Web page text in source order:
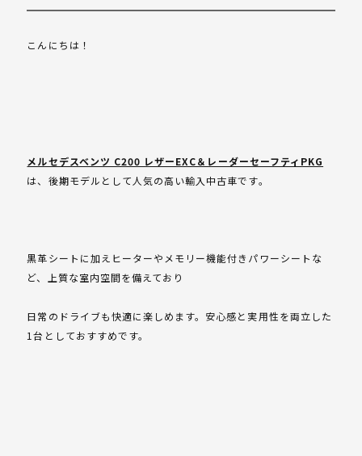
こんにちは！
メルセデスベンツ C200 レザーEXC＆レーダーセーフティPKG
は、後期モデルとして人気の高い輸入中古車です。
黒革シートに加えヒーターやメモリー機能付きパワーシートな
ど、上質な室内空間を備えており
日常のドライブも快適に楽しめます。安心感と実用性を両立した
1台としておすすめです。